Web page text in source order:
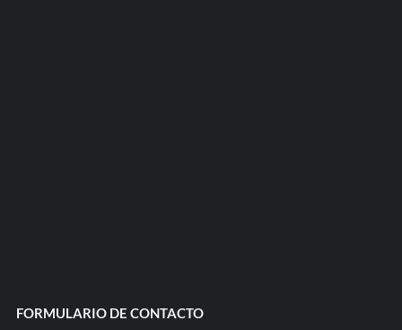
FORMULARIO DE CONTACTO